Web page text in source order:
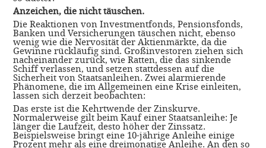
Anzeichen, die nicht täuschen.
Die Reaktionen von Investmentfonds, Pensionsfonds,
Banken und Versicherungen täuschen nicht, ebenso
wenig wie die Nervosität der Aktienmärkte, da die
Gewinne rückläufig sind. Großinvestoren ziehen sich
nacheinander zurück, wie Ratten, die das sinkende
Schiff verlassen, und setzen stattdessen auf die
Sicherheit von Staatsanleihen. Zwei alarmierende
Phänomene, die im Allgemeinen eine Krise einleiten,
lassen sich derzeit beobachten:
Das erste ist die Kehrtwende der Zinskurve.
Normalerweise gilt beim Kauf einer Staatsanleihe: Je
länger die Laufzeit, desto höher der Zinssatz.
Beispielsweise bringt eine 10-jährige Anleihe einige
Prozent mehr als eine dreimonatige Anleihe. An den so